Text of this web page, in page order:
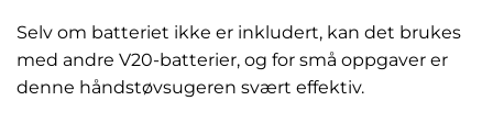
Selv om batteriet ikke er inkludert, kan det brukes
med andre V20-batterier, og for små oppgaver er
denne håndstøvsugeren svært effektiv.